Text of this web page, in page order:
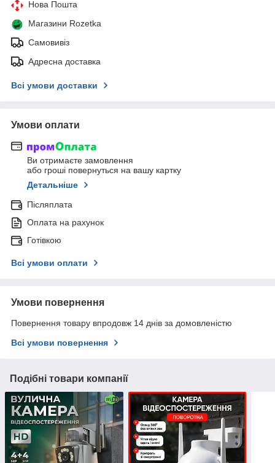
Нова Пошта
Магазини Rozetka
Самовивіз
Адресна доставка
Всі умови доставки
Умови оплати
Ви отримаєте замовлення
або гроші повернуться на вашу картку
Детальніше
Післяплата
Оплата на рахунок
Готівкою
Всі умови оплати
Умови повернення
Повернення товару впродовж 14 днів за домовленістю
Всі умови повернення
Подібні товари компанії